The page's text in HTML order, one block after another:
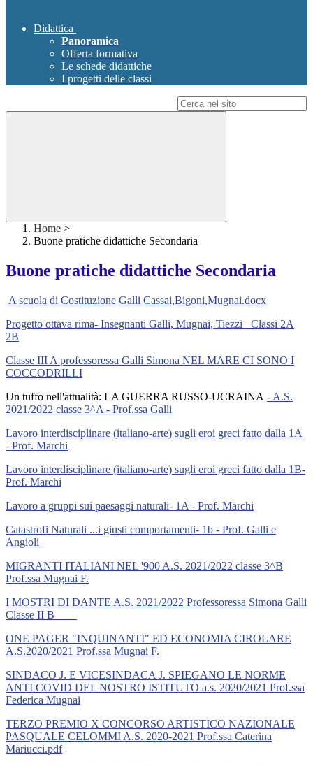
Didattica
Panoramica
Offerta formativa
Le schede didattiche
I progetti delle classi
Home >
Buone pratiche didattiche Secondaria
Buone pratiche didattiche Secondaria
A scuola di Costituzione Galli Cassai,Bigoni,Mugnai.docx
Progetto ottava rima- Insegnanti Galli, Mugnai, Tiezzi_ Classi 2A
2B
Classe III A professoressa Galli Simona NEL MARE CI SONO I
COCCODRILLI
Un tuffo nell'attualità: LA GUERRA RUSSO-UCRAINA - A.S.
2021/2022 classe 3^A - Prof.ssa Galli
Lavoro interdisciplinare (italiano-arte) sugli eroi greci fatto dalla 1A
- Prof. Marchi
Lavoro interdisciplinare (italiano-arte) sugli eroi greci fatto dalla 1B-
Prof. Marchi
Lavoro a gruppi sui paesaggi naturali- 1A - Prof. Marchi
Catastrofi Naturali ...i giusti comportamenti- 1b - Prof. Galli e
Angioli
MIGRANTI ITALIANI NEL '900 A.S. 2021/2022 classe 3^B
Prof.ssa Mugnai F.
I MOSTRI DI DANTE A.S. 2021/2022 Professoressa Simona Galli
Classe II B
ONE PAGER "INQUINANTI" ED ECONOMIA CIROLARE
A.S.2020/2021 Prof.ssa Mugnai F.
SINDACO J. E VICESINDACA J. SPIEGANO LE NORME
ANTI COVID DEL NOSTRO ISTITUTO a.s. 2020/2021 Prof.ssa
Federica Mugnai
TERZO PREMIO X CONCORSO ARTISTICO NAZIONALE
PASQUALE CELOMMI A.S. 2020-2021 Prof.ssa Caterina
Mariucci.pdf